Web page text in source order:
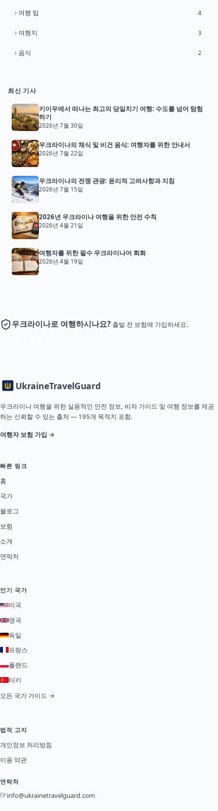
여행 팁 4
여행지 3
음식 2
최신 기사
키이우에서 떠나는 최고의 당일치기 여행: 수도를 넘어 탐험
하기
2026년 7월 30일
우크라이나의 채식 및 비건 음식: 여행자를 위한 안내서
2026년 7월 22일
우크라이나의 전쟁 관광: 윤리적 고려사항과 지침
2026년 7월 15일
2026년 우크라이나 여행을 위한 안전 수칙
2026년 4월 21일
여행자를 위한 필수 우크라이나어 회화
2026년 4월 19일
우크라이나로 여행하시나요? 출발 전 보험에 가입하세요.
UkraineTravelGuard
우크라이나 여행을 위한 실용적인 안전 정보, 비자 가이드 및 여행 정보를 제공
하는 신뢰할 수 있는 출처 — 195개 목적지 포함.
여행자 보험 가입 →
빠른 링크
홈
국가
블로그
보험
소개
연락처
인기 국가
미국
영국
독일
프랑스
폴랜드
터키
모든 국가 가이드 →
법적 고지
개인정보 처리방침
이용 약관
연락처
info@ukrainetravelguard.com